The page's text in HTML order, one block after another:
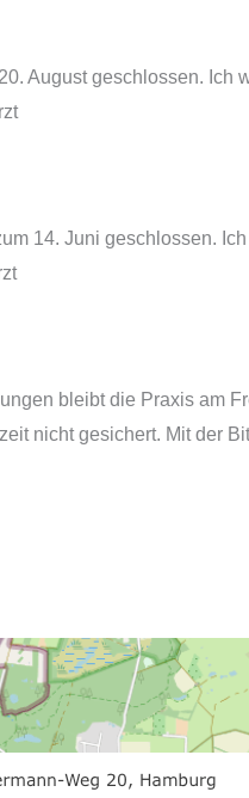
August geschlossen. Ich
14. Juni geschlossen.
bleibt die Praxis am
nicht gesichert. Mit der